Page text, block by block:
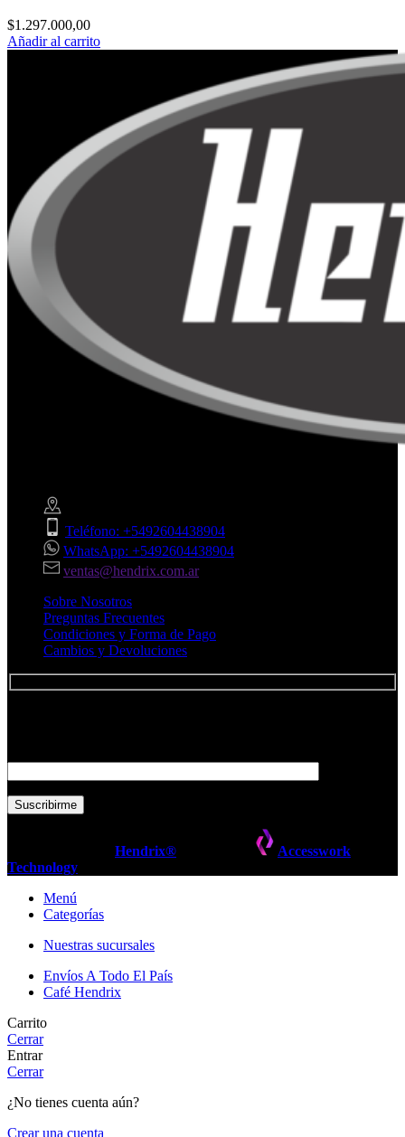
$1.297.000,00
Añadir al carrito
Teléfono: +5492604438904
WhatsApp: +5492604438904
ventas@hendrix.com.ar
Sobre Nosotros
Preguntas Frecuentes
Condiciones y Forma de Pago
Cambios y Devoluciones
Hendrix®
Accesswork
Technology
Menú
Categorías
Nuestras sucursales
Envíos A Todo El País
Café Hendrix
Carrito
Cerrar
Entrar
Cerrar
¿No tienes cuenta aún?
Crear una cuenta